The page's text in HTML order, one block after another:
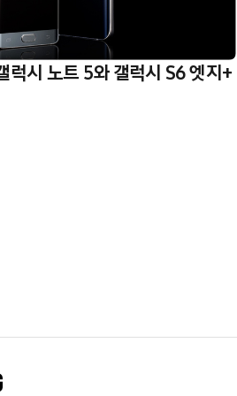
럭시 노트 5와 갤럭시 S6 엣지+